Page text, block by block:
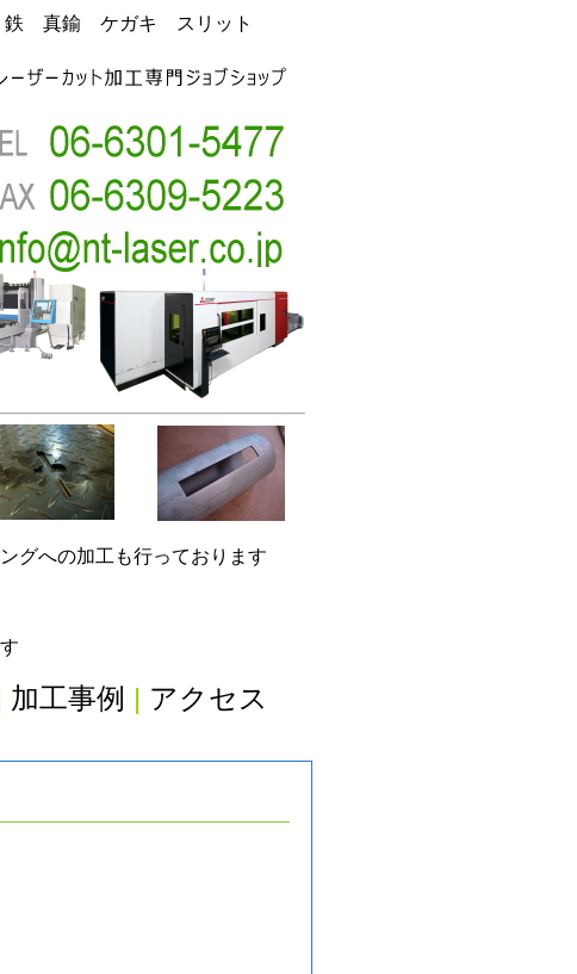
鉄 真鍮 ケガキ スリット
グへの加工も行っております
加工事例 | アクセス